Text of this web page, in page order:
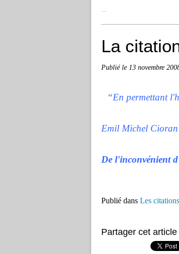
La
Publié le 13 novembre
“En permettant
Emil Michel Cioran
De l'inconvénient
Publié dans Les citations
Partager cet article